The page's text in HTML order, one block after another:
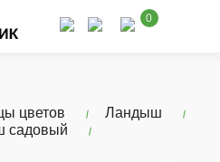
0
цветов
Ландыш
садовый